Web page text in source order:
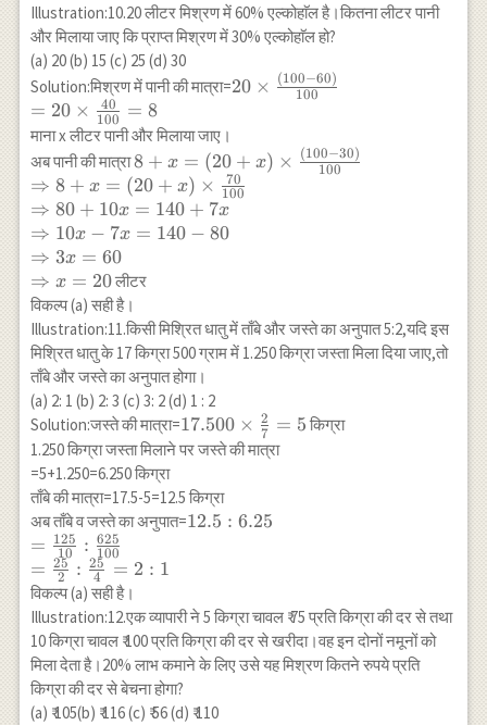
{5}}=\frac{\frac{3}
{5}}{5} \times 100
{25} \times 100
Illustration:10.20 लीटर मिश्रण में 60% एल्कोहाॅल है।कितना लीटर पानी
और मिलाया जाए कि प्राप्त मिश्रण में 30% एल्कोहाॅल हो?
(a) 20 (b) 15 (c) 25 (d) 30
Solution:मिश्रण में पानी की मात्रा=20 \times
\frac{(100-
\\ =20
\times
\frac{40}
20 × 100
(100−60)
= 20 × 100
40 = 8
माना x लीटर पानी और मिलाया जाए।
अब पानी की मात्रा8+x=
(20+x)
\times
\frac{(100-
\\
8+x=
(20+x)
\times
\frac{70}
{100} \\
\Rightarrow
80+10
x=140+7 x
\\
\Rightarrow
x=140-80 \\
3 x=60 \\
\Rightarrow
x=20
8 + x = (20 + x) × 100
(100−30)
⇒ 8 + x = (20 + x) × 100
70
⇒ 80 + 10x = 140 + 7x
⇒ 10x − 7x = 140 − 80
⇒ 3x = 60
⇒ x = 20लीटर
विकल्प (a) सही है।
Illustration:11.किसी मिश्रित धातु में ताँबे और जस्ते का अनुपात 5:2,यदि इस
मिश्रित धातु के 17 किग्रा 500 ग्राम में 1.250 किग्रा जस्ता मिला दिया जाए,तो
ताँबे और जस्ते का अनुपात होगा।
(a) 2: 1 (b) 2: 3 (c) 3: 2 (d) 1 : 2
Solution:जस्ते की मात्रा=17.500
\times
{7}=5
17.500 × 7
2 = 5 किग्रा
1.250 किग्रा जस्ता मिलाने पर जस्ते की मात्रा
=5+1.250=6.250 किग्रा
ताँबे की मात्रा=17.5-5=12.5 किग्रा
अब ताँबे व जस्ते का अनुपात=12.5: 6.25 \\
{100} \\
=\frac{25}
{2}:
\frac{25}
{4}=2: 1
12.5 : 6.25
=
10
125 : 100
625
= 2
25 : 4
25 = 2 : 1
विकल्प (a) सही है।
Illustration:12.एक व्यापारी ने 5 किग्रा चावल ₹ 75 प्रति किग्रा की दर से तथा
10 किग्रा चावल ₹ 100 प्रति किग्रा की दर से खरीदा।वह इन दोनों नमूनों को
मिला देता है।20% लाभ कमाने के लिए उसे यह मिश्रण कितने रुपये प्रति
किग्रा की दर से बेचना होगा?
(a) ₹ 105(b) ₹ 116 (c) ₹ 56 (d) ₹ 110